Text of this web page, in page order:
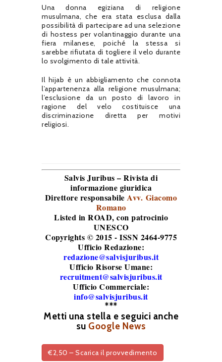
Una donna egiziana di religione
musulmana, che era stata esclusa dalla
possibilità di partecipare ad una selezione
di hostess per volantinaggio durante una
fiera milanese, poiché la stessa si
sarebbe rifiutata di togliere il velo durante
lo svolgimento di tale attività.
Il hijab è un abbigliamento che connota
l’appartenenza alla religione musulmana;
l’esclusione da un posto di lavoro in
ragione del velo costituisce una
discriminazione diretta per motivi
religiosi.
Salvis Juribus – Rivista di
informazione giuridica
Direttore responsabileAvv. Giacomo
Romano
Listed in ROAD, con patrocinio
UNESCO
Copyrights © 2015 - ISSN 2464-9775
Ufficio Redazione:
redazione@salvisjuribus.it
Ufficio Risorse Umane:
recruitment@salvisjuribus.it
Ufficio Commerciale:
info@salvisjuribus.it
***
Metti una stella e seguici anche
su Google News
€2,50 – Scarica il provvedimento